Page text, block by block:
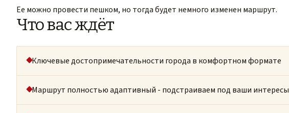
Ее можно провести пешком, но тогда будет немного изменен маршрут.
Что вас ждёт
Ключевые достопримечательности города в комфортном формате
Маршрут полностью адаптивный - подстраиваем под ваши интересы